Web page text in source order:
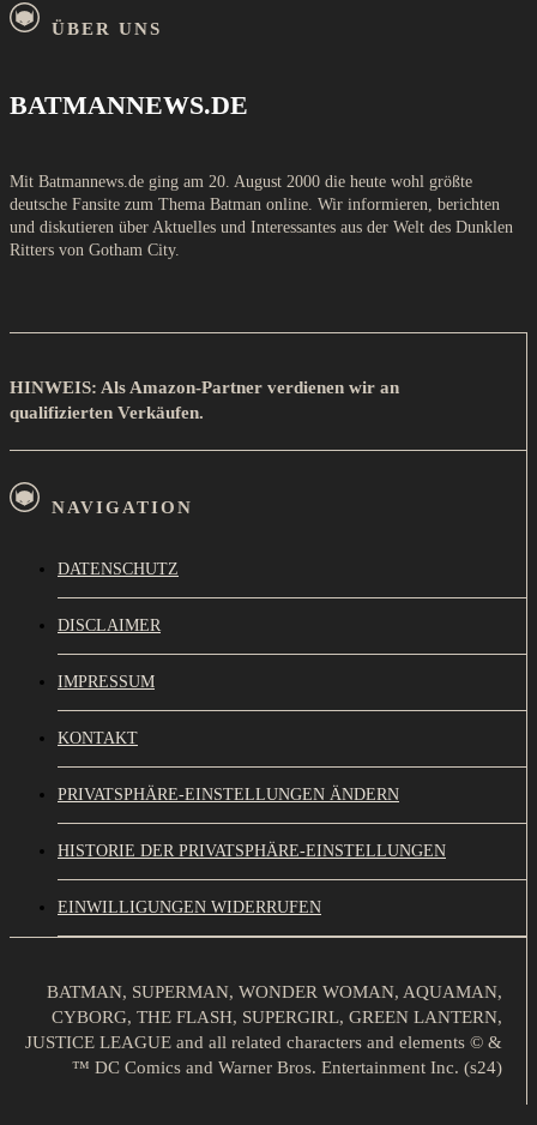
ÜBER UNS
BATMANNEWS.DE
Mit Batmannews.de ging am 20. August 2000 die heute wohl größte
deutsche Fansite zum Thema Batman online. Wir informieren, berichten
und diskutieren über Aktuelles und Interessantes aus der Welt des Dunklen
Ritters von Gotham City.
HINWEIS: Als Amazon-Partner verdienen wir an
qualifizierten Verkäufen.
NAVIGATION
DATENSCHUTZ
DISCLAIMER
IMPRESSUM
KONTAKT
PRIVATSPHÄRE-EINSTELLUNGEN ÄNDERN
HISTORIE DER PRIVATSPHÄRE-EINSTELLUNGEN
EINWILLIGUNGEN WIDERRUFEN
BATMAN, SUPERMAN, WONDER WOMAN, AQUAMAN,
CYBORG, THE FLASH, SUPERGIRL, GREEN LANTERN,
JUSTICE LEAGUE and all related characters and elements © &
™ DC Comics and Warner Bros. Entertainment Inc. (s24)